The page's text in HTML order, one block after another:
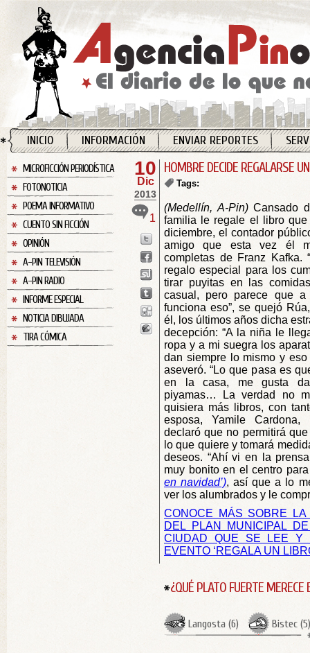
INICIO INFORMACIÓN ENVIAR REPORTES
MICROFICCIÓN PERIODÍSTICA
FOTONOTICIA
POEMA INFORMATIVO
CUENTO SIN FICCIÓN
OPINIÓN
A-PIN TELEVISIÓN
A-PIN RADIO
INFORME ESPECIAL
NOTICIA DIBUJADA
TIRA CÓMICA
10
Dic
2013
1
HOMBRE DECIDE REGALARSE
Tags:
(Medellín, A-Pin)Cansado
familia le regale el libro
diciembre, el contador
amigo que esta vez él
completas de Franz
regalo especial para los
tirar puyitas en las
casual, pero parece que
funciona eso”, se quejó
él, los últimos años dicha
decepción: “A la niña le
ropa y a mi suegra los
dan siempre lo mismo y
aseveró. “Lo que pasa es
en la casa, me gusta
piyamas… La verdad no
quisiera más libros, con
esposa, Yamile
declaró que no permitirá
lo que quiere y tomará
deseos. “Ahí vi en la
muy bonito en el centro
en navidad’), así que a lo
ver los alumbrados y le
CONOCE MÁS SOBRE
DEL PLAN MUNICIPAL
CIUDAD QUE SE LEE Y
EVENTO ‘REGALA UN
¿QUÉ PLATO FUERTE MERECE
Langosta (6) Bistec (5)